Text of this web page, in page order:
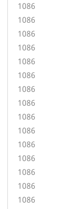
1086
1086
1086
1086
1086
1086
1086
1086
1086
1086
1086
1086
1086
1086
1086